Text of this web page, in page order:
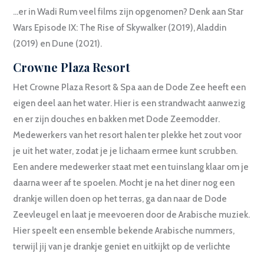
…er in Wadi Rum veel films zijn opgenomen? Denk aan Star
Wars Episode IX: The Rise of Skywalker (2019), Aladdin
(2019) en Dune (2021).
Crowne Plaza Resort
Het Crowne Plaza Resort & Spa aan de Dode Zee heeft een
eigen deel aan het water. Hier is een strandwacht aanwezig
en er zijn douches en bakken met Dode Zeemodder.
Medewerkers van het resort halen ter plekke het zout voor
je uit het water, zodat je je lichaam ermee kunt scrubben.
Een andere medewerker staat met een tuinslang klaar om je
daarna weer af te spoelen. Mocht je na het diner nog een
drankje willen doen op het terras, ga dan naar de Dode
Zeevleugel en laat je meevoeren door de Arabische muziek.
Hier speelt een ensemble bekende Arabische nummers,
terwijl jij van je drankje geniet en uitkijkt op de verlichte